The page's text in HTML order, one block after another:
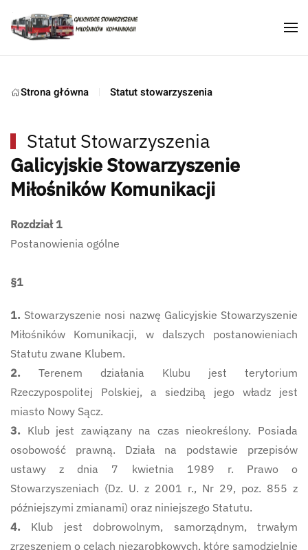
Skip to main content
Strona główna Statut stowarzyszenia
Statut Stowarzyszenia
Galicyjskie Stowarzyszenie
Miłośników Komunikacji
Rozdział 1
Postanowienia ogólne
§1
1. Stowarzyszenie nosi nazwę Galicyjskie Stowarzyszenie
Miłośników Komunikacji, w dalszych postanowieniach
Statutu zwane Klubem.
2.
Terenem działania Klubu jest terytorium
Rzeczypospolitej Polskiej, a siedzibą jego władz jest
miasto Nowy Sącz.
3. Klub jest zawiązany na czas nieokreślony. Posiada
osobowość prawną. Działa na podstawie przepisów
ustawy z dnia 7 kwietnia 1989 r. Prawo o
Stowarzyszeniach (Dz. U. z 2001 r., Nr 29, poz. 855 z
późniejszymi zmianami) oraz niniejszego Statutu.
4.
Klub jest dobrowolnym, samorządnym, trwałym
zrzeszeniem o celach niezarobkowych, które samodzielnie